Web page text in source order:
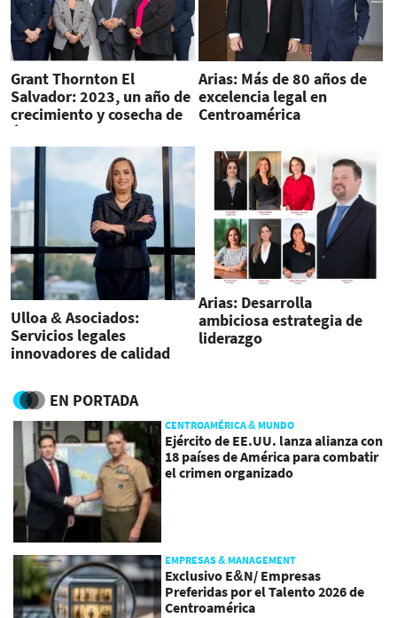
Grant Thornton El
Salvador: 2023, un año de
crecimiento y cosecha de
éxitos
Arias: Más de 80 años de
excelencia legal en
Centroamérica
Ulloa & Asociados:
Servicios legales
innovadores de calidad
Arias: Desarrolla
ambiciosa estrategia de
liderazgo
EN PORTADA
CENTROAMÉRICA & MUNDO
Ejército de EE.UU. lanza alianza con
18 países de América para combatir
el crimen organizado
EMPRESAS & MANAGEMENT
Exclusivo E&N/ Empresas
Preferidas por el Talento 2026 de
Centroamérica